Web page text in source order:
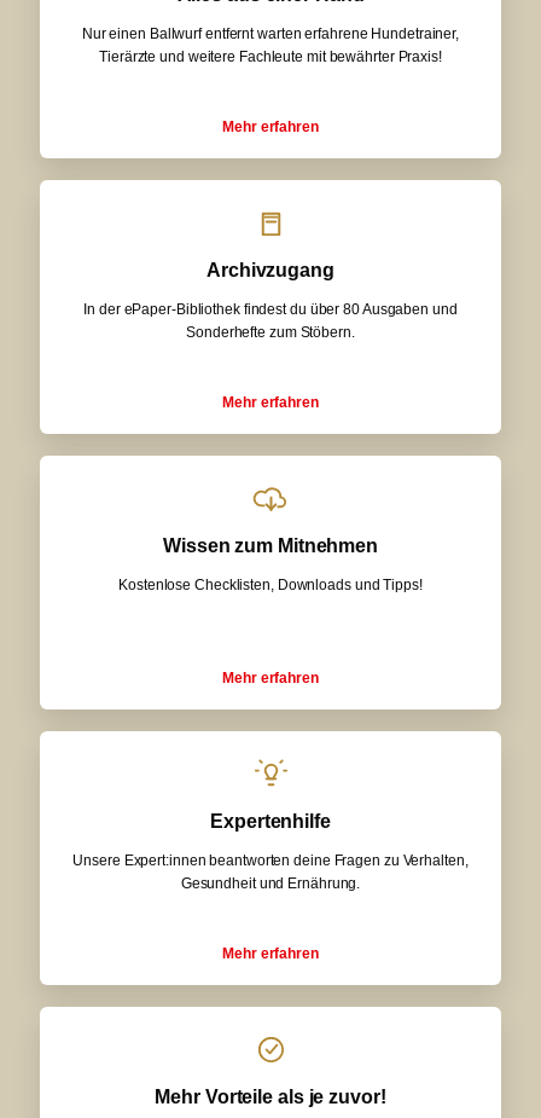
Nur einen Ballwurf entfernt warten erfahrene Hundetrainer,
Tierärzte und weitere Fachleute mit bewährter Praxis!
Mehr erfahren
Archivzugang
In der ePaper-Bibliothek findest du über 80 Ausgaben und
Sonderhefte zum Stöbern.
Mehr erfahren
Wissen zum Mitnehmen
Kostenlose Checklisten, Downloads und Tipps!
Mehr erfahren
Expertenhilfe
Unsere Expert:innen beantworten deine Fragen zu Verhalten,
Gesundheit und Ernährung.
Mehr erfahren
Mehr Vorteile als je zuvor!